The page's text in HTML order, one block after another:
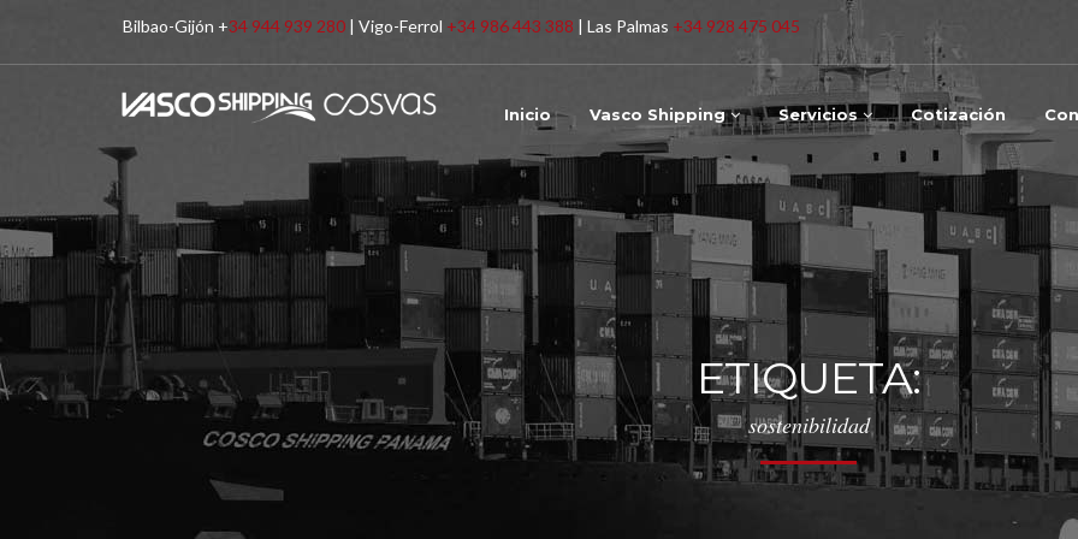
Bilbao-Gijón +34 944 939 280 | Vigo-Ferrol +34 986 443 388 | Las Palmas +34 928 475 045
Inicio Vasco Shipping Servicios Cotización
ETIQUETA:
sostenibilidad